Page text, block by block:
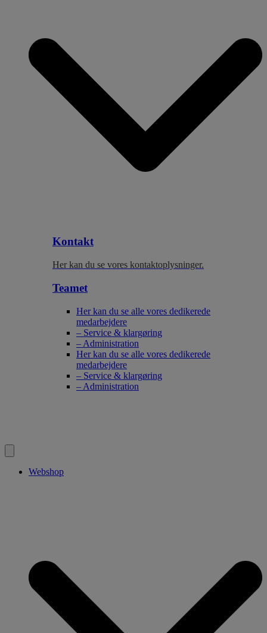
Kontakt
Her kan du se vores kontaktoplysninger.
Teamet
Her kan du se alle vores dedikerede
medarbejdere
– Service & klargøring
– Administration
Her kan du se alle vores dedikerede
medarbejdere
– Service & klargøring
– Administration
Webshop